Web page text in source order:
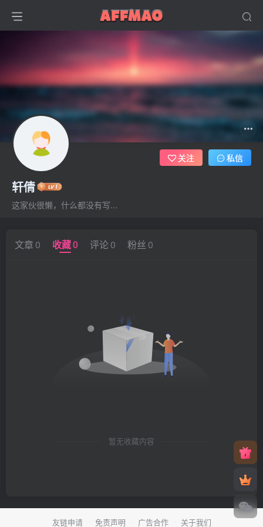
轩倩
这家伙很懒，什么都没有写...
关注 私信
文章 0 收藏0 评论0 粉丝 0
暂无收藏内容
友链申请 免责声明 广告合作 关于我们